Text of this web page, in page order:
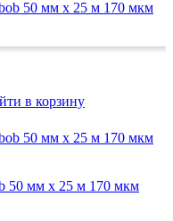
в корзину
50 мм x 25 м 170 мкм